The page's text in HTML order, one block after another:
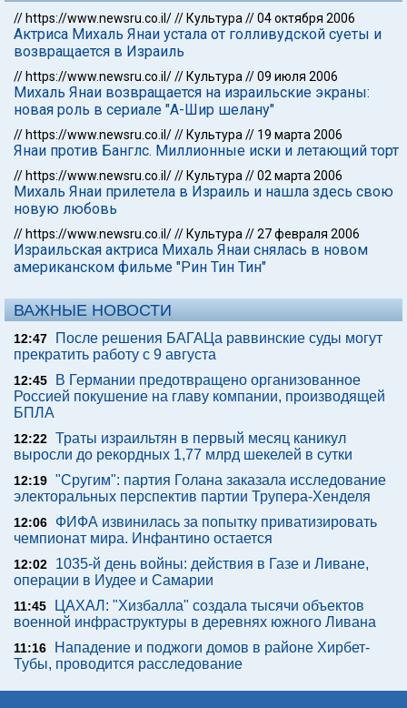
// https://www.newsru.co.il/// Культура //04 октября 2006
Актриса Михаль Янаи устала от голливудской суеты и
возвращается в Израиль
// https://www.newsru.co.il/// Культура //09 июля 2006
Михаль Янаи возвращается на израильские экраны:
новая роль в сериале "А-Шир шелану"
// https://www.newsru.co.il/// Культура // 19 марта 2006
Янаи против Банглс. Миллионные иски и летающий торт
// https://www.newsru.co.il/// Культура //02 марта 2006
Михаль Янаи прилетела в Израиль и нашла здесь свою
новую любовь
// https://www.newsru.co.il/// Культура //27 февраля 2006
Израильская актриса Михаль Янаи снялась в новом
американском фильме "Рин Тин Тин"
ВАЖНЫЕ НОВОСТИ
12:47
После решения БАГАЦа раввинские суды могут
прекратить работу с 9 августа
12:45
В Германии предотвращено организованное
Россией покушение на главу компании, производящей
БПЛА
12:22 Траты израильтян в первый месяц каникул
выросли до рекордных 1,77 млрд шекелей в сутки
12:19 "Сругим": партия Голана заказала исследование
электоральных перспектив партии Трупера-Хенделя
12:06
ФИФА извинилась за попытку приватизировать
чемпионат мира. Инфантино остается
12:02
1035-й день войны: действия в Газе и Ливане,
операции в Иудее и Самарии
11:45
ЦАХАЛ: "Хизбалла" создала тысячи объектов
военной инфраструктуры в деревнях южного Ливана
11:16
Нападение и поджоги домов в районе Хирбет-
Тубы, проводится расследование